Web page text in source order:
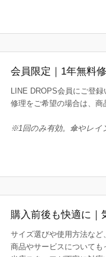
会員限定｜1年無料
LINE DROPS会員にご登録
修理をご希望の場合は、商
※1回のみ有効。傘やレイ
購入前後も快適に｜
サイズ選びや使用方法など
商品やサービスについても